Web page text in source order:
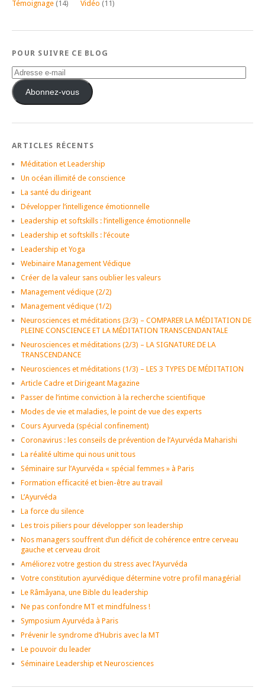
Témoignage (14) Vidéo (11)
POUR SUIVRE CE BLOG
Adresse
e-
mail Abonnez-vous
ARTICLES RÉCENTS
Méditation et Leadership
Un océan illimité de conscience
La santé du dirigeant
Développer l’intelligence émotionnelle
Leadership et softskills : l’intelligence émotionnelle
Leadership et softskills : l’écoute
Leadership et Yoga
Webinaire Management Védique
Créer de la valeur sans oublier les valeurs
Management védique (2/2)
Management védique (1/2)
Neurosciences et méditations (3/3) – COMPARER LA MÉDITATION DE
PLEINE CONSCIENCE ET LA MÉDITATION TRANSCENDANTALE
Neurosciences et méditations (2/3) – LA SIGNATURE DE LA
TRANSCENDANCE
Neurosciences et méditations (1/3) – LES 3 TYPES DE MÉDITATION
Article Cadre et Dirigeant Magazine
Passer de l’intime conviction à la recherche scientifique
Modes de vie et maladies, le point de vue des experts
Cours Ayurveda (spécial confinement)
Coronavirus : les conseils de prévention de l’Ayurvéda Maharishi
La réalité ultime qui nous unit tous
Séminaire sur l’Ayurvéda « spécial femmes » à Paris
Formation efficacité et bien-être au travail
L’Ayurvéda
La force du silence
Les trois piliers pour développer son leadership
Nos managers souffrent d’un déficit de cohérence entre cerveau
gauche et cerveau droit
Améliorez votre gestion du stress avec l’Ayurvéda
Votre constitution ayurvédique détermine votre profil managérial
Le Râmâyana, une Bible du leadership
Ne pas confondre MT et mindfulness !
Symposium Ayurvéda à Paris
Prévenir le syndrome d’Hubris avec la MT
Le pouvoir du leader
Séminaire Leadership et Neurosciences